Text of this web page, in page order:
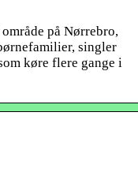
på Nørrebro,
singler
køre flere gange i